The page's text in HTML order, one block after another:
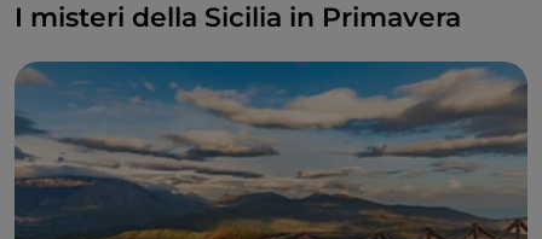
I misteri della Sicilia in Primavera